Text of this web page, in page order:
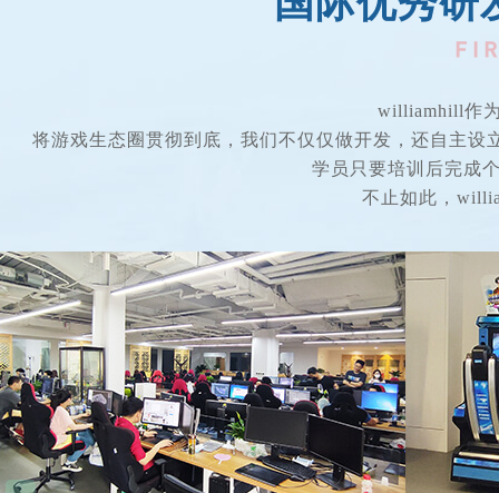
williamhill作
将游戏生态圈贯彻到底，我们不仅仅做开发，还自主
学员只要培训后完成
不止如此，